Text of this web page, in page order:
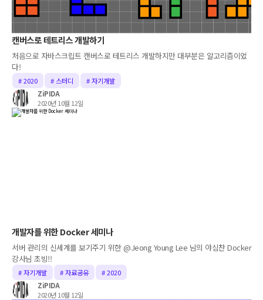
캔버스로 테트리스 개발하기
처음으로 자바스크립트 캔버스로 테트리스 개발하지만 대부분은 알고리즘이었
다!
# 2020 # 스터디
# 자기개발
ZiPIDA
2020년 10월 12일
개발자를 위한 Docker 세미나
서버 관리의 신세계를 보기주기 위한 @Jeong Young Lee 님의 야심찬 Docker
강사님 초빙!!
# 자기개발 # 자료공유
# 2020
ZiPIDA
2020년 10월 12일